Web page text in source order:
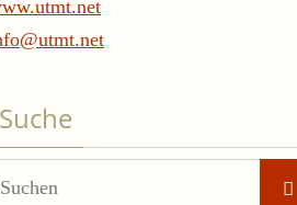
Suche